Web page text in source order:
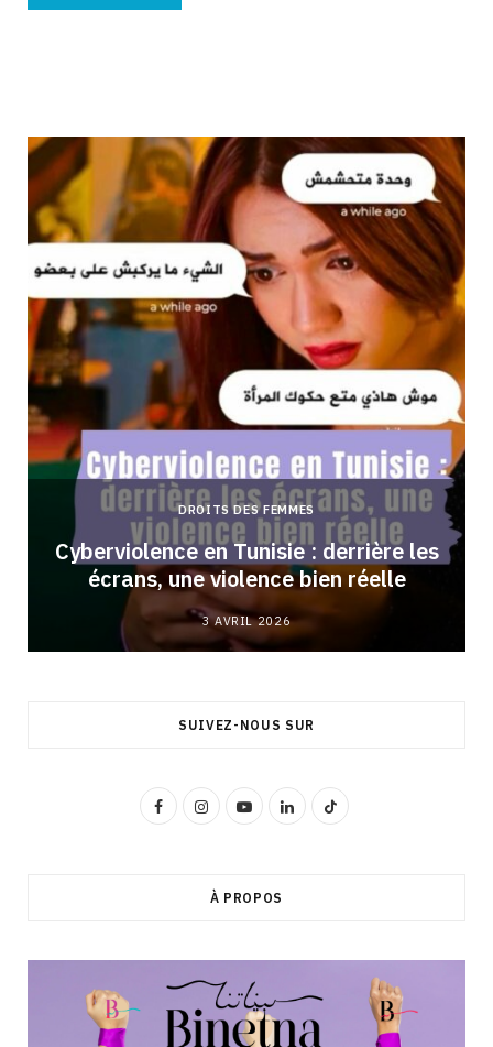
DROITS DES FEMMES
Cyberviolence en Tunisie : derrière les
écrans, une violence bien réelle
3 AVRIL 2026
SUIVEZ-NOUS SUR
F
b
o
I
a
g
Y
u
b
e
L
e
d
I
T
o
À PROPOS